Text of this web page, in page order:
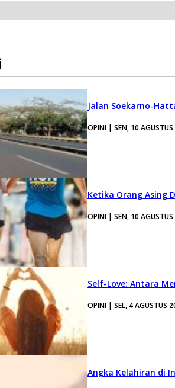
Jalan Soekarno-
OPINI | SEN, 10
Ketika Orang Asing
OPINI | SEN, 10
Self-Love: Antara
OPINI | SEL, 4 AGUSTUS
Angka Kelahiran di